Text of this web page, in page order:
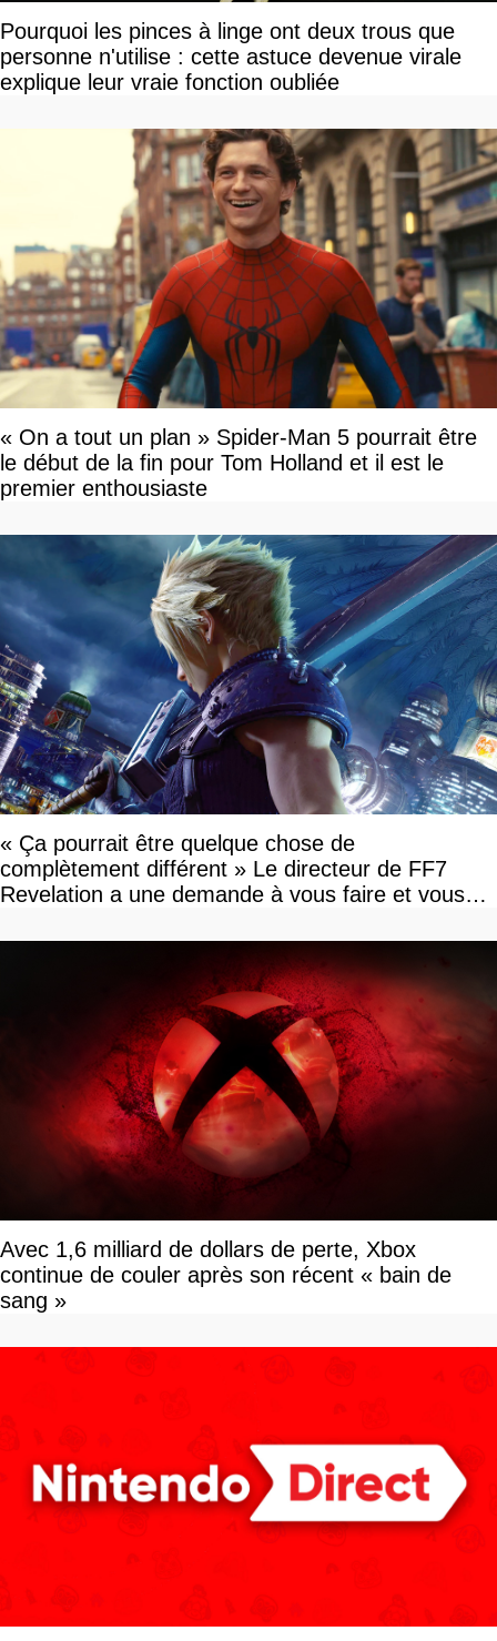
Pourquoi les pinces à linge ont deux trous que
personne n'utilise : cette astuce devenue virale
explique leur vraie fonction oubliée
« On a tout un plan » Spider-Man 5 pourrait être
le début de la fin pour Tom Holland et il est le
premier enthousiaste
« Ça pourrait être quelque chose de
complètement différent » Le directeur de FF7
Revelation a une demande à vous faire et vous
Avec 1,6 milliard de dollars de perte, Xbox
continue de couler après son récent « bain de
sang »